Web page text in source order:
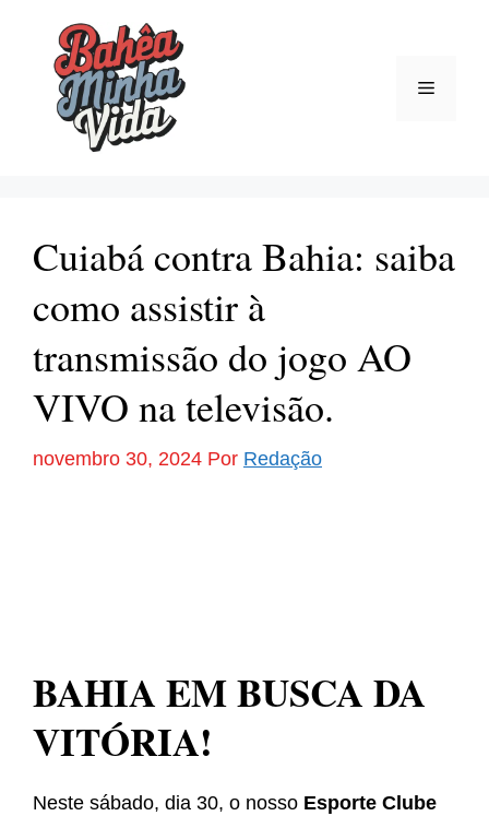
conteúdo
Menu
Cuiabá contra Bahia: saiba
como assistir à
transmissão do jogo AO
VIVO na televisão.
novembro 30, 2024 Por Redação
BAHIA EM BUSCA DA
VITÓRIA!
Neste sábado, dia 30, o nosso Esporte Clube